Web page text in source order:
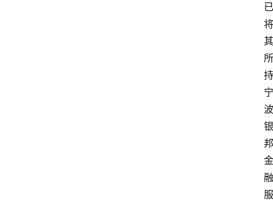
已
将
其
所
持
宁
波
银
邦
金
融
服